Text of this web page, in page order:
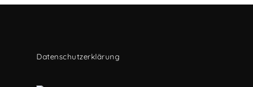
Datenschutzerklärung